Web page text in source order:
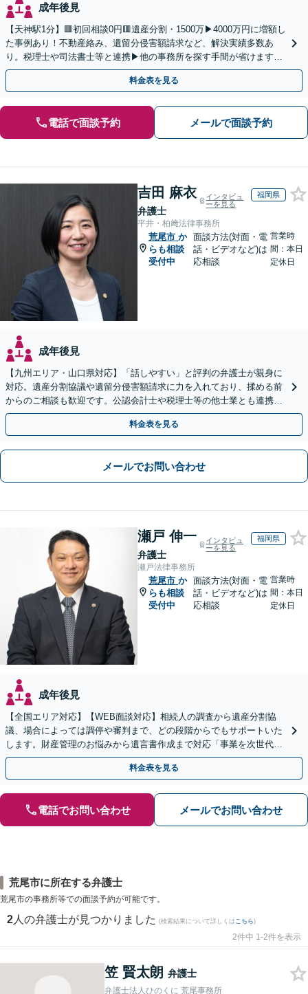
成年後見
【天神駅1分】🟥初回相談0円🟥遺産分割・1500万▶4000万円に増額し
た事例あり！不動産絡み、遺留分侵害額請求など、解決実績多数あ
り。税理士や司法書士等と連携▶他の事務所を探す手間が省けます！
不動産会社と連携し無料査定&財産調査も◎
料金表を見る
電話で面談予約 メールで面談予約
吉田 麻衣
弁護士
インタビュ
ーを見る
福岡県
平井・柏﨑法律事務所
荒尾市 か
らも相談
受付中
面談方法(対面・電
話・ビデオなど)は
応相談
営業時
間：本日
定休日
成年後見
【九州エリア・山口県対応】「話しやすい」と評判の弁護士が親身に
対応。遺産分割協議や遺留分侵害額請求に力を入れており、揉める前
からのご相談も歓迎です。公認会計士や税理士等の他士業とも連携
し、円満な解決を全力でサポートいたします。
料金表を見る
メールでお問い合わせ
瀬戸 伸一
弁護士
インタビュ
ーを見る
福岡県
瀬戸法律事務所
荒尾市 か
らも相談
受付中
面談方法(対面・電
話・ビデオなど)は
応相談
営業時
間：本日
定休日
成年後見
【全国エリア対応】【WEB面談対応】相続人の調査から遺産分割協
議、場合によっては調停や審判まで、どの段階からでもサポートいた
します。財産管理のお悩みから遺言書作成まで対応「事業を次世代に
引き継ぐ安心の事業承継をサポート」【完全個室相談】
料金表を見る
電話でお問い合わせ メールでお問い合わせ
荒尾市に所在する弁護士
荒尾市の事務所等での面談予約が可能です。
2 人の弁護士が見つかりました (検索結果について詳しくは こちら)
2件中 1-2件を表示
笠 賢太朗 弁護士
弁護士法人ひのくに 荒尾事務所